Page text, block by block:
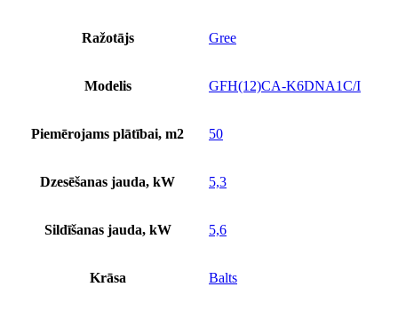
Ražotājs Gree
Modelis GFH(12)CA-K6DNA1C/I
Piemērojams plātībai, m2 50
Dzesēšanas jauda, kW 5,3
Sildīšanas jauda, kW 5,6
Krāsa Balts